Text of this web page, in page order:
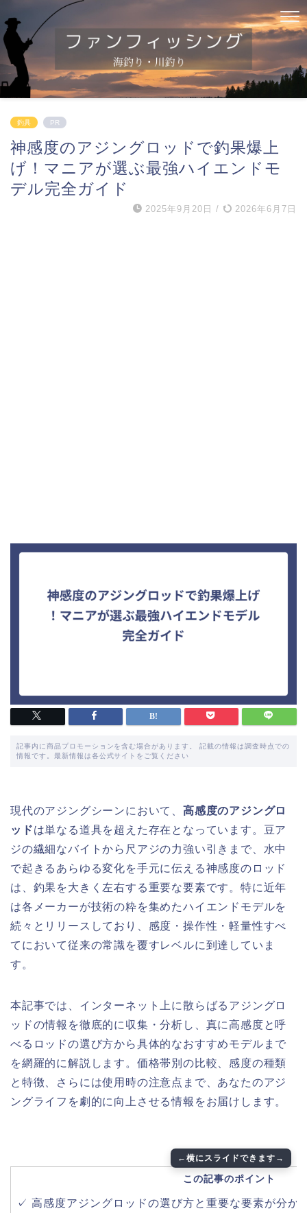
釣具 PR
神感度のアジングロッドで釣果爆上
げ！マニアが選ぶ最強ハイエンドモ
デル完全ガイド
2025年9月20日 / 2026年6月7日
記事内に商品プロモーションを含む場合があります。 記載の情報は調査時点での
情報です。最新情報は各公式サイトをご覧ください
現代のアジングシーンにおいて、 高感度のアジングロ
ッドは単なる道具を超えた存在となっています。豆ア
ジの繊細なバイトから尺アジの力強い引きまで、水中
で起きるあらゆる変化を手元に伝える神感度のロッド
は、釣果を大きく左右する重要な要素です。特に近年
は各メーカーが技術の粋を集めたハイエンドモデルを
続々とリリースしており、感度・操作性・軽量性すべ
てにおいて従来の常識を覆すレベルに到達していま
す。
本記事では、インターネット上に散らばるアジングロ
ッドの情報を徹底的に収集・分析し、真に高感度と呼
べるロッドの選び方から具体的なおすすめモデルまで
を網羅的に解説します。価格帯別の比較、感度の種類
と特徴、さらには使用時の注意点まで、あなたのアジ
ングライフを劇的に向上させる情報をお届けします。
この記事のポイント
✓ 高感度アジングロッドの選び方と重要な要素が分か